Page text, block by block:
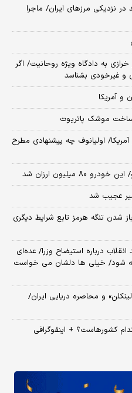
نزدیکی مرز‌های ایران/ ماجرا
خرازی به دادگاه ویژه روحانیت/ اگر
و غیرخودی بشناسد
و آمریکا
ساخت موشک پاتریوت
اولیانوف چه پیشنهادی مطرح
ارزان شد
عجیب شد
شدن تنگه هرمز تابع شرایط دیگری
درباره استیضاح وزرا/ عده‌ای
شود/ خیلی ها دلشان می خواست
لینکلن» و محاصره دریایی ایران/
کشورهاست؟ + اینفوگرافی